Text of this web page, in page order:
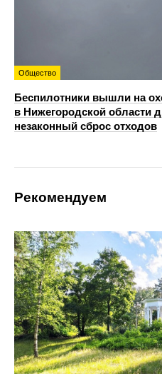
Общество
Беспилотники вышли на
в Нижегородской области
незаконный сброс отходов
Рекомендуем